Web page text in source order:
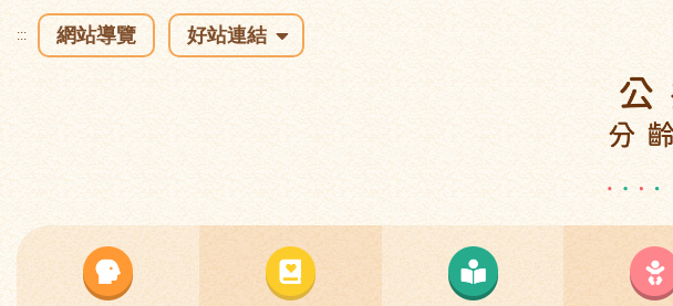
::: 網站導覽 好站連結